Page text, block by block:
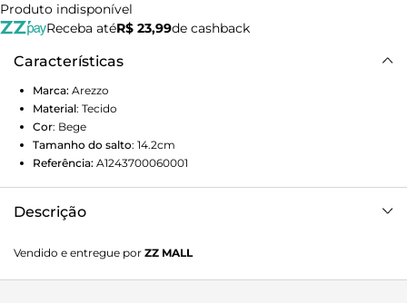
Produto indisponível
Receba atéR$ 23,99de cashback
Características
Marca: Arezzo
Material: Tecido
Cor: Bege
Tamanho do salto: 14.2cm
Referência: A1243700060001
Descrição
alto plataforma, vazado no centro da base e com aplicação
de strass, e bico quadrado. Traz duas tiras finas cruzadas
Vendido e entregue por ZZ MALL